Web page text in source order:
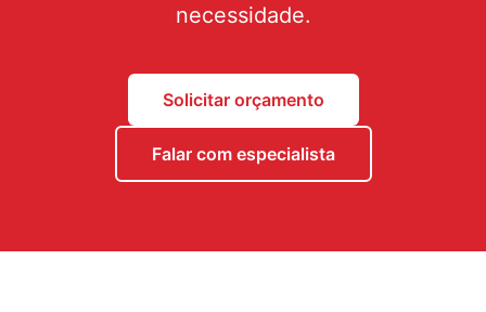
necessidade.
Solicitar orçamento
Falar com especialista